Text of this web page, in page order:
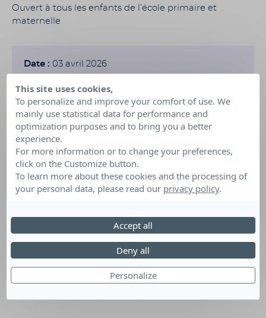
Ouvert à tous les enfants de l’école primaire et
maternelle
Date : 03 avril 2026
Organisé par :Ecole La Pommeraie Les Sapins
This site uses cookies,
To personalize and improve your comfort of use. We
mainly use statistical data for performance and
optimization purposes and to bring you a better
experience.
For more information or to change your preferences,
click on the Customize button.
To learn more about these cookies and the processing of
your personal data, please read our privacy policy.
Personalize
Deny all
Accept all